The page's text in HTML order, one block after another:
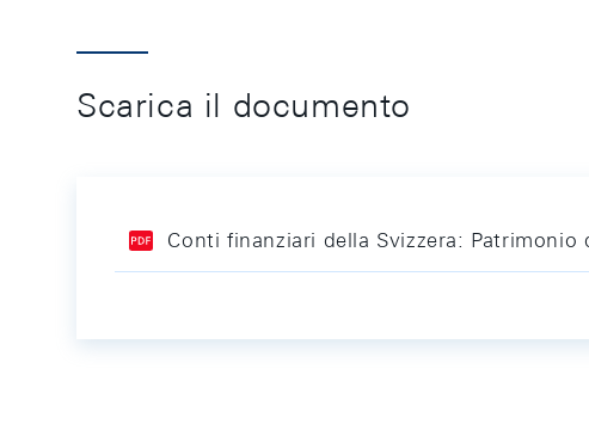
Scarica il documento
Conti finanziari della Svizzera: